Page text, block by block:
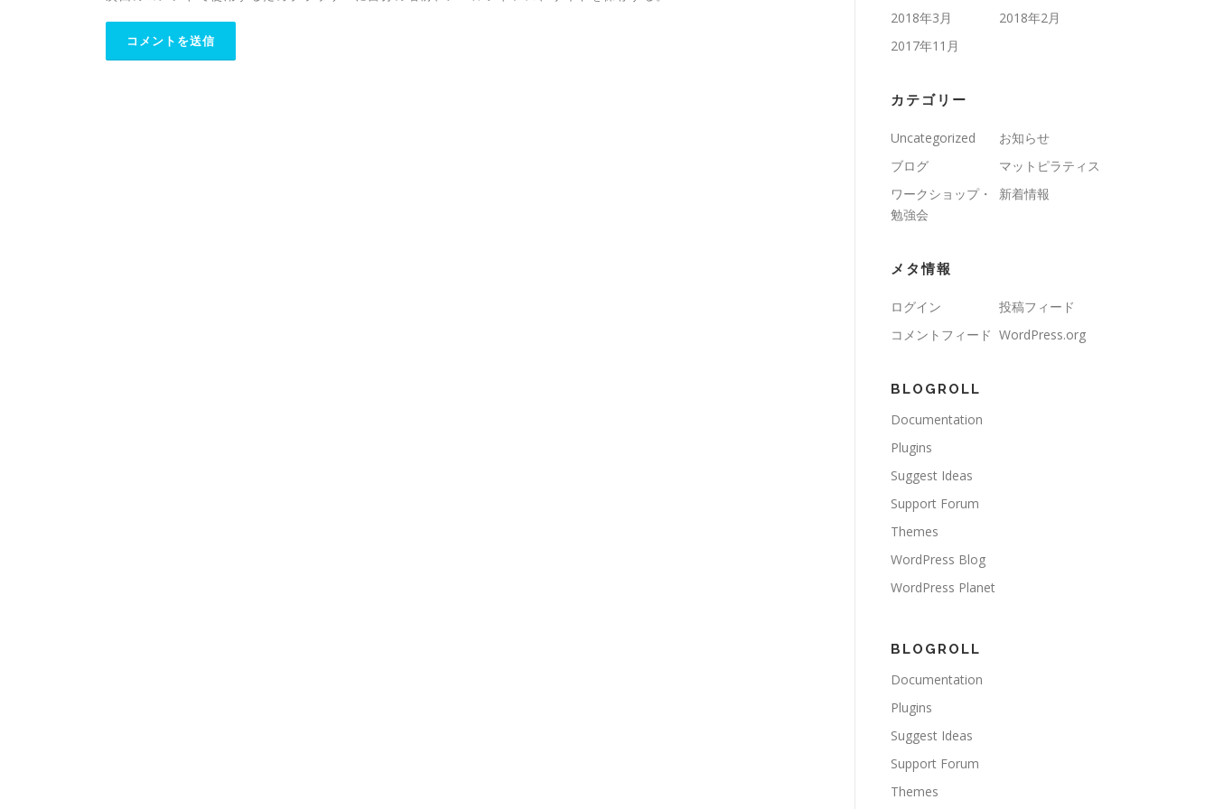
2018年3月
2018年2月
2017年11月
カテゴリー
Uncategorized
お知らせ
ブログ
マットピラティス
ワークショップ・
勉強会
新着情報
メタ情報
ログイン
投稿フィード
コメントフィード WordPress.org
BLOGROLL
Documentation
Plugins
Suggest Ideas
Support Forum
Themes
WordPress Blog
WordPress Planet
BLOGROLL
Documentation
Plugins
Suggest Ideas
Support Forum
Themes